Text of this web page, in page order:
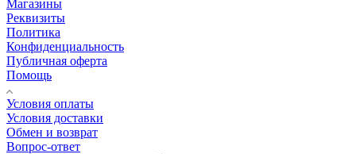
Магазины
Реквизиты
Политика
Конфиденциальность
Публичная оферта
Помощь
Условия оплаты
Условия доставки
Обмен и возврат
Вопрос-ответ